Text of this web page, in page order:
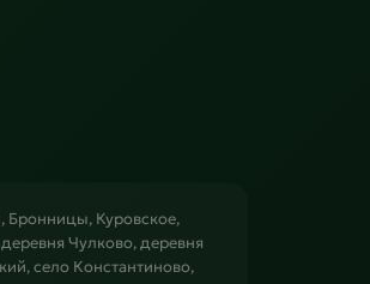
Бронницы, Куровское,
Чулково, деревня
село Константиново,